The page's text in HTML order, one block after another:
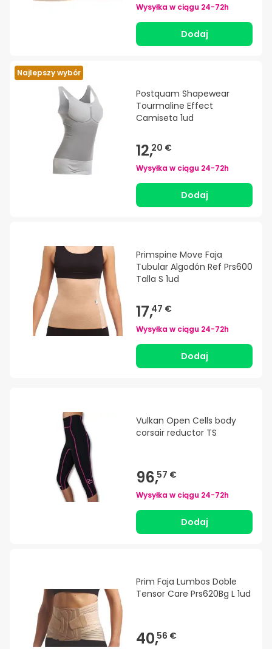
Wysyłka w ciągu 24-72h
Dodaj
Najlepszy wybór
Postquam Shapewear
Tourmaline Effect
Camiseta 1ud
12,20 €
Wysyłka w ciągu 24-72h
Dodaj
Primspine Move Faja
Tubular Algodón Ref Prs600
Talla S 1ud
17,47 €
Wysyłka w ciągu 24-72h
Dodaj
Vulkan Open Cells body
corsair reductor TS
96,57 €
Wysyłka w ciągu 24-72h
Dodaj
Prim Faja Lumbos Doble
Tensor Care Prs620Bg L 1ud
40,56 €